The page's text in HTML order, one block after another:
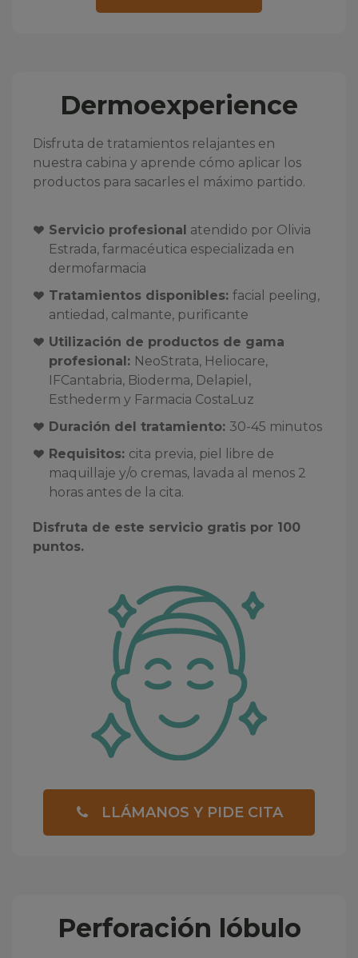
LLÁMANOS Y PIDE CITA
Dermoexperience
Disfruta de tratamientos relajantes en
nuestra cabina y aprende cómo aplicar los
productos para sacarles el máximo partido.
Servicio profesional atendido por Olivia
Estrada, farmacéutica especializada en
dermofarmacia
Tratamientos disponibles: facial peeling,
antiedad, calmante, purificante
Utilización de productos de gama
profesional: NeoStrata, Heliocare,
IFCantabria, Bioderma, Delapiel,
Esthederm y Farmacia CostaLuz
Duración del tratamiento: 30-45 minutos
Requisitos: cita previa, piel libre de
maquillaje y/o cremas, lavada al menos 2
horas antes de la cita.
Disfruta de este servicio gratis por 100
puntos.
Perforación lóbulo